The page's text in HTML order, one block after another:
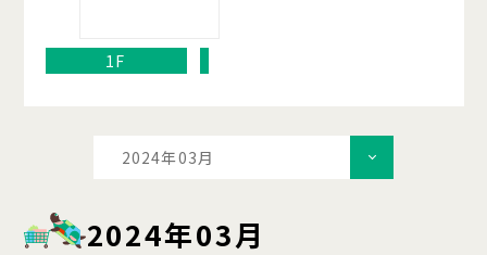
1F
2024年03月
2024年03月